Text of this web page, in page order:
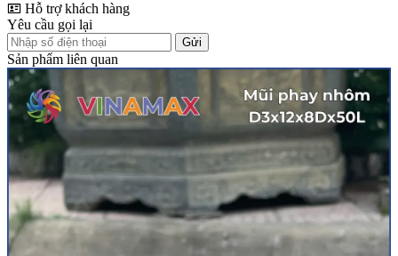
Hỗ trợ khách hàng
Yêu cầu gọi lại
Gửi
Sản phẩm liên quan